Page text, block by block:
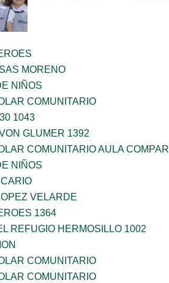
MORENO
NIÑOS
COMUNITARIO
1043
GLUMER 1392
COMUNITARIO AULA
NIÑOS
VELARDE
1364
REFUGIO HERMOSILLO 1002
COMUNITARIO
COMUNITARIO